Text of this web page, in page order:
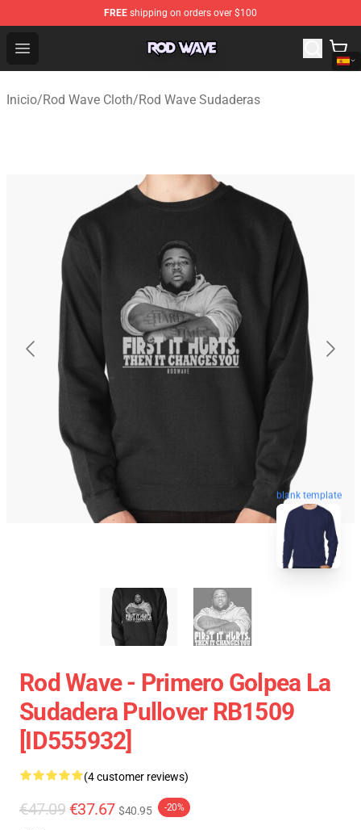
FREE shipping on orders over $100
Open menu
Rod Wave Shop - Official Rod Wave Merchandise Store
Inicio/Rod Wave Cloth/Rod Wave Sudaderas
blank template
Rod Wave - Primero Golpea La
Sudadera Pullover RB1509
[ID555932]
(4 customer reviews)
€47.09 €37.67 $40.95 -20%